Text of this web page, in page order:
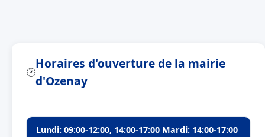
🕐
Horaires d'ouverture de la mairie
d'Ozenay
Lundi: 09:00-12:00, 14:00-17:00 Mardi: 14:00-17:00